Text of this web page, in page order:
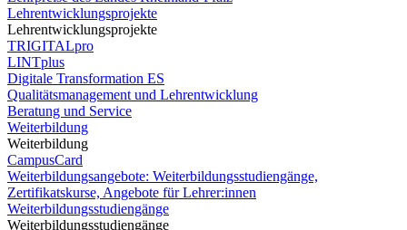
Lehrentwicklungsprojekte
Lehrentwicklungsprojekte
TRIGITALpro
LINTplus
Digitale Transformation ES
Qualitätsmanagement und Lehrentwicklung
Beratung und Service
Weiterbildung
Weiterbildung
CampusCard
Weiterbildungsangebote: Weiterbildungsstudiengänge,
Zertifikatskurse, Angebote für Lehrer:innen
Weiterbildungsstudiengänge
Weiterbildungsstudiengänge